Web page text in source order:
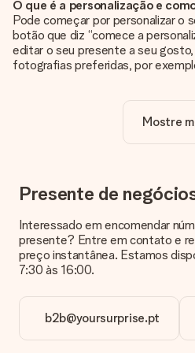
O que é a personalização e
Pode começar por personalizar o
botão que diz “comece a
editar o seu presente a seu gosto,
fotografias preferidas, por
A personalização está incluída
Sim, o preço apresentado no site
Queremos ter a certeza de que
satisfeito com o teu presente.
sobre a qualidade da tua imagem,
apoio ao cliente e inclui a tua
presente que estás interessado
então verificar a qualidade para ti!
Em que formatos posso enviar
Pode enviar as suas fotografias
não sabe o formato do seu
Mostre
Presente de
Interessado em encomendar
presente? Entre em contato e
preço instantânea. Estamos
7:30 às 16:00.
b2b@yoursurprise.pt